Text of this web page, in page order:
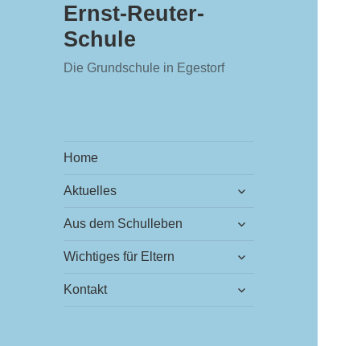
Ernst-Reuter-
Schule
Die Grundschule in Egestorf
Home
Aktuelles
öffnen
Aus dem Schulleben
öffnen
Wichtiges für Eltern
öffnen
Kontakt
öffnen